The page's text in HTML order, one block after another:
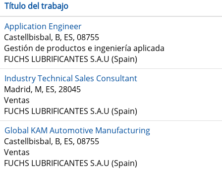
Título del trabajo
Application Engineer
Castellbisbal, B, ES, 08755
Gestión de productos e ingeniería aplicada
FUCHS LUBRIFICANTES S.A.U (Spain)
Industry Technical Sales Consultant
Madrid, M, ES, 28045
Ventas
FUCHS LUBRIFICANTES S.A.U (Spain)
Global KAM Automotive Manufacturing
Castellbisbal, B, ES, 08755
Ventas
FUCHS LUBRIFICANTES S.A.U (Spain)